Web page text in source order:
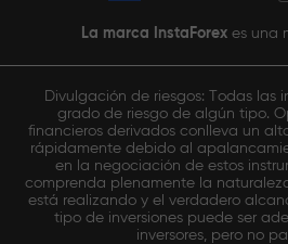
La marca InstaForex es una
Divulgación de riesgos: Todas las
grado de riesgo de algún tipo.
financieros derivados conlleva un
rápidamente debido al
en la negociación de estos
comprenda plenamente la
está realizando y el verdadero
tipo de inversiones puede ser
inversores, pero no